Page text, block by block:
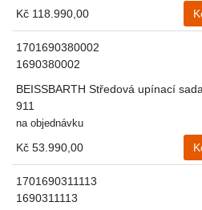
Kč 118.990,00
1701690380002
1690380002
BEISSBARTH Středová upínací
911
na objednávku
Kč 53.990,00
1701690311113
1690311113